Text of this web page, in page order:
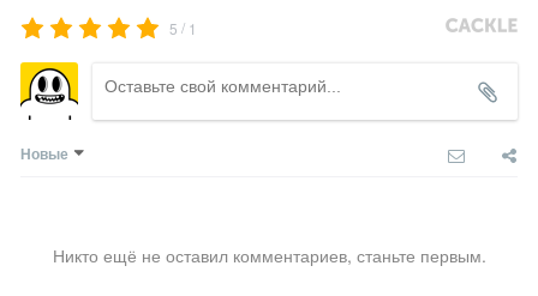
5 / 1
Новые
Никто ещё не оставил комментариев, станьте первым.